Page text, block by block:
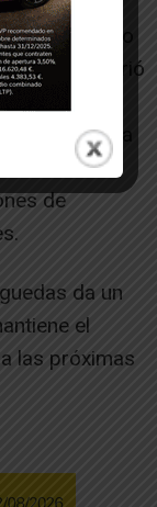
ha podido
que sufrió
de
y de la Copa
minutos
de
da un
el
las próximas